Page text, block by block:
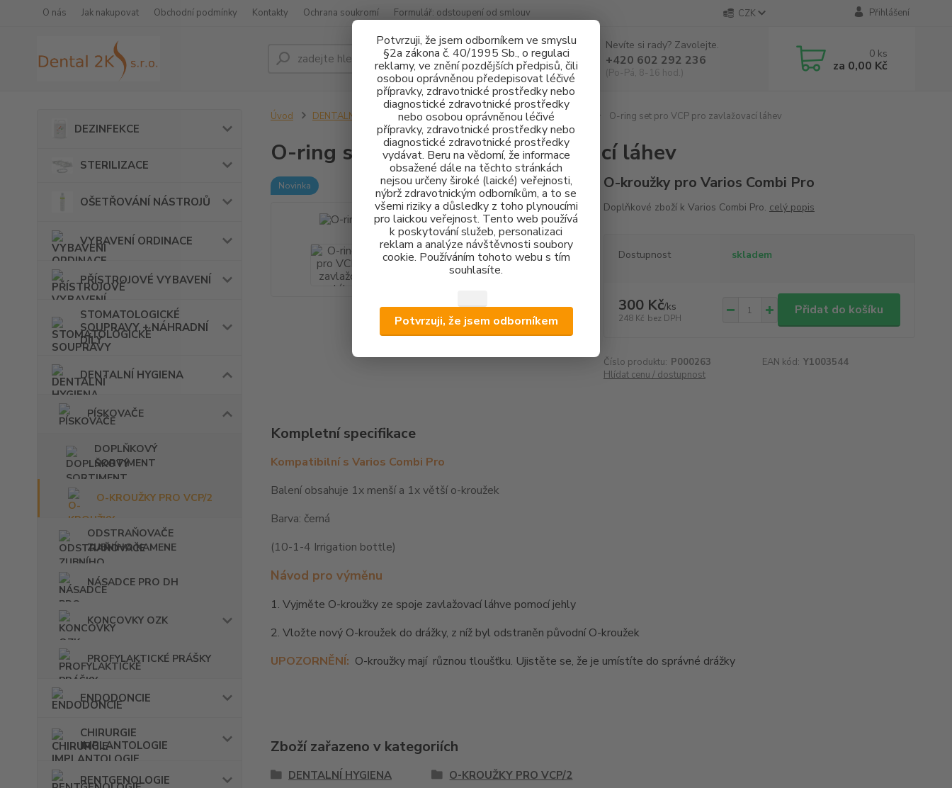
Potvrzuji, že jsem odborníkem ve smyslu
§2a zákona č. 40/1995 Sb., o regulaci
reklamy, ve znění pozdějších předpisů, čili
osobou oprávněnou předepisovat léčivé
přípravky, zdravotnické prostředky nebo
diagnostické zdravotnické prostředky
nebo osobou oprávněnou léčivé
přípravky, zdravotnické prostředky nebo
diagnostické zdravotnické prostředky
vydávat. Beru na vědomí, že informace
obsažené dále na těchto stránkách
nejsou určeny široké (laické) veřejnosti,
nýbrž zdravotnickým odborníkům, a to se
všemi riziky a důsledky z toho plynoucími
pro laickou veřejnost. Tento web používá
k poskytování služeb, personalizaci
reklam a analýze návštěvnosti soubory
cookie. Používáním tohoto webu s tím
souhlasíte.
Potvrzuji, že jsem odborníkem
O nás Jak nakupovat Obchodní podmínky Kontakty Ochrana soukromí Formulář: odstoupení od smlouv CZK Přihlášení
Hledat
Nevíte si rady? Zavolejte.
+420 602 292 236
(Po-Pá, 8-16 hod.)
0 ks
za 0,00 Kč
DEZINFEKCE
STERILIZACE
OŠETŘOVÁNÍ NÁSTROJŮ
VYBAVENÍ ORDINACE
PŘÍSTROJOVÉ VYBAVENÍ
STOMATOLOGICKÉ
SOUPRAVY + NÁHRADNÍ
DÍLY
DENTALNÍ HYGIENA
PÍSKOVAČE
DOPLŇKOVÝ
SORTIMENT
O-KROUŽKY PRO VCP/2
ODSTRAŇOVAČE
ZUBNÍHO KAMENE
NÁSADCE PRO DH
KONCOVKY OZK
PROFYLAKTICKÉ PRÁŠKY
ENDODONCIE
CHIRURGIE
IMPLANTOLOGIE
RENTGENOLOGIE
Úvod DENTALNÍ HYGIENA PÍSKOVAČE O-KROUŽKY PRO VCP/2 O-ring set pro VCP pro zavlažovací láhev
O-ring set pro VCP pro zavlažovací láhev
Novinka O-kroužky pro Varios Combi Pro
Doplňkové zboží k Varios Combi Pro. celý popis
Dostupnost skladem
300 Kč/ks
248 Kč bez DPH
Přidat do košíku
Číslo produktu: P000263 EAN kód: Y1003544
Hlídat cenu / dostupnost
Kompletní specifikace
Kompatibilní s Varios Combi Pro
Balení obsahuje 1x menší a 1x větší o-kroužek
Barva: černá
(10-1-4 Irrigation bottle)
Návod pro výměnu
1. Vyjměte O-kroužky ze spoje zavlažovací láhve pomocí jehly
2. Vložte nový O-kroužek do drážky, z níž byl odstraněn původní O-kroužek
UPOZORNĚNÍ: O-kroužky mají různou tloušťku. Ujistěte se, že je umístíte do správné drážky
Zboží zařazeno v kategoriích
DENTALNÍ HYGIENA O-KROUŽKY PRO VCP/2